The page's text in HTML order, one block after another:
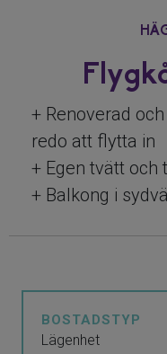
+ Renoverad
redo att flytta in
+ Egen tvätt och
+ Balkong i
+ Stor
som kontor/
Detta är en
BOSTADSTYP
Lägenhet